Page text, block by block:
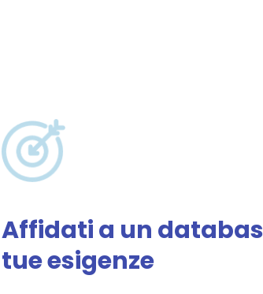
Affidati a un
tue esigenze